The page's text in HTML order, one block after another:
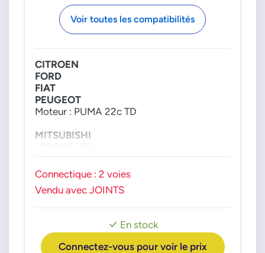
DCRP300530
DCRP301210
71789465
9659296080
9665523380
FORD
1373153
1477445
1495920
1539831
Voir toutes les compatibilités
En stock
Connectez-vous pour voir le prix
CITROEN
FORD
FIAT
PEUGEOT
Moteur : PUMA 22c TD
MITSUBISHI
NISSAN
Pathfinder Navara 25c DCI
ISUZU
TOYOTA
Connectique : 2 voies
Vendu avec JOINTS